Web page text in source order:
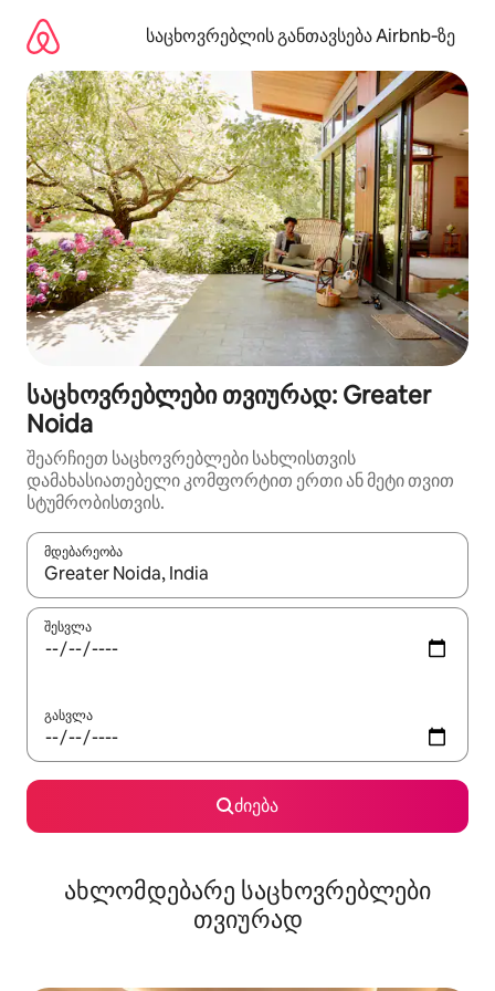
გადასვლა
საცხოვრებლის განთავსება Airbnb‑ზე
საცხოვრებლები თვიურად: Greater
Noida
შეარჩიეთ საცხოვრებლები სახლისთვის
დამახასიათებელი კომფორტით ერთი ან მეტი თვით
სტუმრობისთვის.
მდებარეობა
როცა შედეგები ხელმისაწვდომი გახდება, ნავიგაციისთვის
შესვლა
გასვლა
ძიება
ახლომდებარე საცხოვრებლები
თვიურად